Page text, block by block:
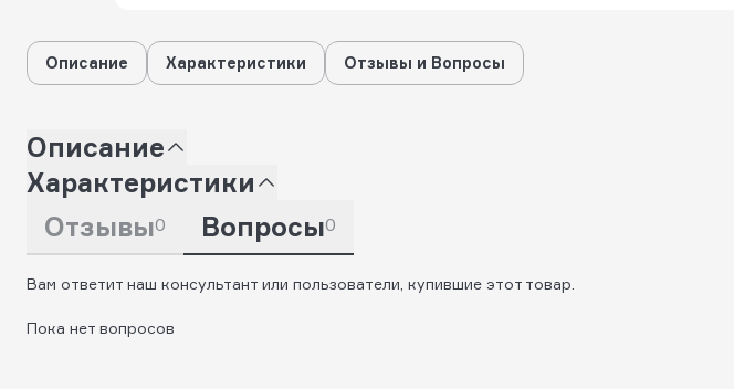
Описание Характеристики Отзывы и Вопросы
Описание
Характеристики
Отзывы0 Вопросы0
Вам ответит наш консультант или пользователи, купившие этот товар.
Пока нет вопросов